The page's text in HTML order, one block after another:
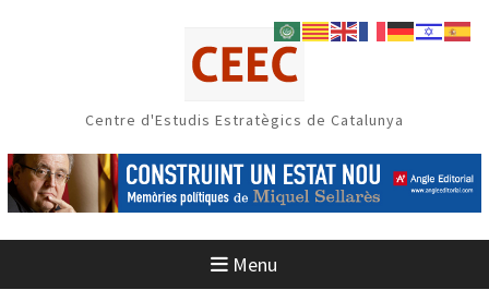
Centre d'Estudis Estratègics de Catalunya
Menu